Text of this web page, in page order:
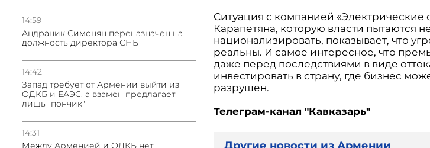
14:59
Андраник Симонян переназначен на
должность директора СНБ
14:42
Запад требует от Армении выйти из
ОДКБ и ЕАЭС, а взамен предлагает
лишь "пончик"
14:31
Между Арменией и ОДКБ нет
Ситуация с компанией
Карапетяна, которую власти пытаются
национализировать, показывает, что
реальны. И самое интересное, что
даже перед последствиями в виде
инвестировать в страну, где бизнес
разрушен.
Телеграм-канал "Кавказарь"